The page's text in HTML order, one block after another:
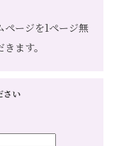
ページを1ページ無
ます。
さい